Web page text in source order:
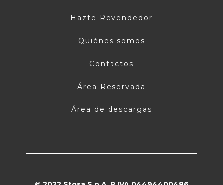
Hazte Revendedor
Quiénes somos
Contactos
Área Reservada
Área de descargas